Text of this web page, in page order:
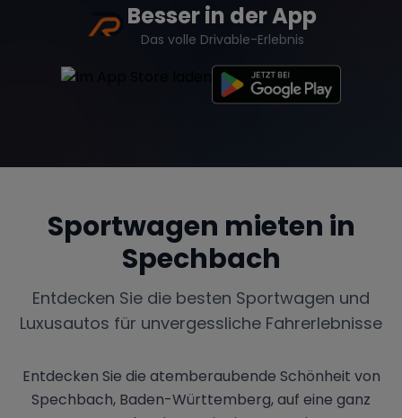
Besser in der App
Das volle Drivable-Erlebnis
Sportwagen mieten in
Spechbach
Entdecken Sie die besten Sportwagen und
Luxusautos für unvergessliche Fahrerlebnisse
Entdecken Sie die atemberaubende Schönheit von
Spechbach, Baden-Württemberg, auf eine ganz